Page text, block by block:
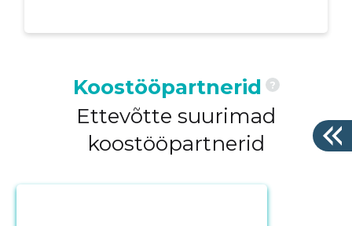
Koostööpartnerid ?
Ettevõtte suurimad
koostööpartnerid